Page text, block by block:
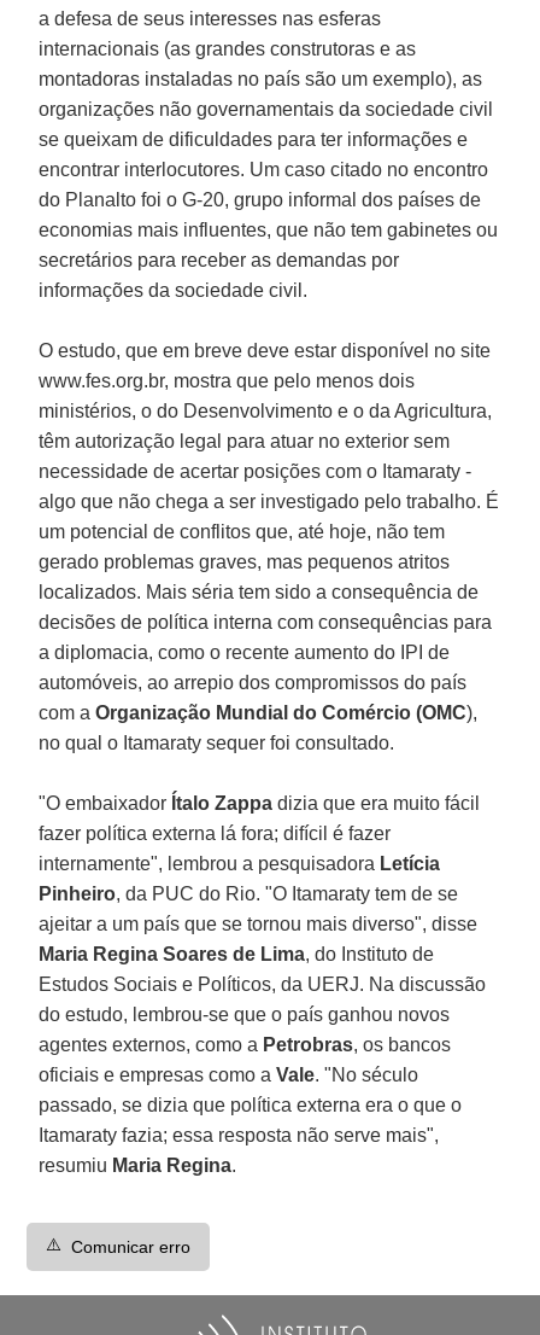
a defesa de seus interesses nas esferas
internacionais (as grandes construtoras e as
montadoras instaladas no país são um exemplo), as
organizações não governamentais da sociedade civil
se queixam de dificuldades para ter informações e
encontrar interlocutores. Um caso citado no encontro
do Planalto foi o G-20, grupo informal dos países de
economias mais influentes, que não tem gabinetes ou
secretários para receber as demandas por
informações da sociedade civil.
O estudo, que em breve deve estar disponível no site
www.fes.org.br, mostra que pelo menos dois
ministérios, o do Desenvolvimento e o da Agricultura,
têm autorização legal para atuar no exterior sem
necessidade de acertar posições com o Itamaraty -
algo que não chega a ser investigado pelo trabalho. É
um potencial de conflitos que, até hoje, não tem
gerado problemas graves, mas pequenos atritos
localizados. Mais séria tem sido a consequência de
decisões de política interna com consequências para
a diplomacia, como o recente aumento do IPI de
automóveis, ao arrepio dos compromissos do país
com aOrganização Mundial do Comércio (OMC),
no qual o Itamaraty sequer foi consultado.
"O embaixador Ítalo Zappa dizia que era muito fácil
fazer política externa lá fora; difícil é fazer
internamente", lembrou a pesquisadora Letícia
Pinheiro, da PUC do Rio. "O Itamaraty tem de se
ajeitar a um país que se tornou mais diverso", disse
Maria Regina Soares de Lima, do Instituto de
Estudos Sociais e Políticos, da UERJ. Na discussão
do estudo, lembrou-se que o país ganhou novos
agentes externos, como a Petrobras, os bancos
oficiais e empresas como aVale. "No século
passado, se dizia que política externa era o que o
Itamaraty fazia; essa resposta não serve mais",
resumiu Maria Regina.
⚠️ Comunicar erro